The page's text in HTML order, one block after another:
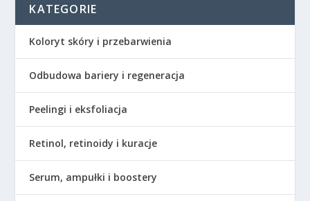
KATEGORIE
Koloryt skóry i przebarwienia
Odbudowa bariery i regeneracja
Peelingi i eksfoliacja
Retinol, retinoidy i kuracje
Serum, ampułki i boostery